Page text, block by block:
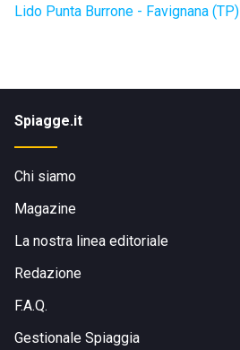
Lido Punta Burrone - Favignana (TP)
Spiagge.it
Chi siamo
Magazine
La nostra linea editoriale
Redazione
F.A.Q.
Gestionale Spiaggia